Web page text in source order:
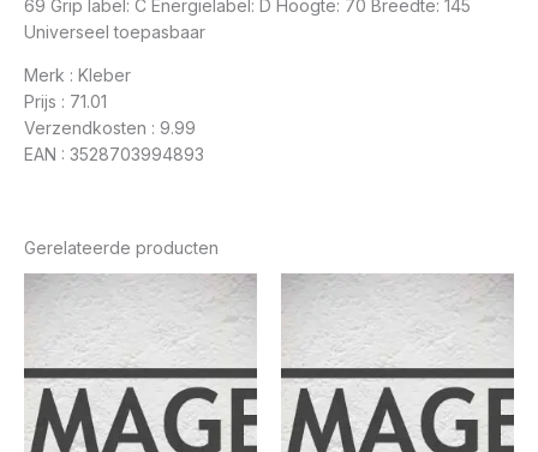
69 Grip label: C Energielabel: D Hoogte: 70 Breedte: 145
Universeel toepasbaar
Merk : Kleber
Prijs : 71.01
Verzendkosten : 9.99
EAN : 3528703994893
Gerelateerde producten